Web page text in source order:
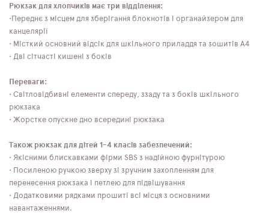
Рюкзак для хлопчиків має три відділення:
•Переднє з місцем для зберігання блокнотів і органайзером для
канцелярії
• Місткий основний відсік для шкільного приладдя та зошитів А4
• Дві сітчасті кишені з боків
Переваги:
• Світловідбивні елементи спереду, ззаду та з боків шкільного
рюкзака
• Жорстке опускне дно всередині рюкзака
Також рюкзак для дітей 1-4 класів забезпечений:
• Якісними блискавками фірми SBS з надійною фурнітурою
• Посиленою ручкою зверху зі зручним захопленням для
перенесення рюкзака і петлею для підвішування
• Додатковими рядками прошиті всі місця з основними
навантаженнями.